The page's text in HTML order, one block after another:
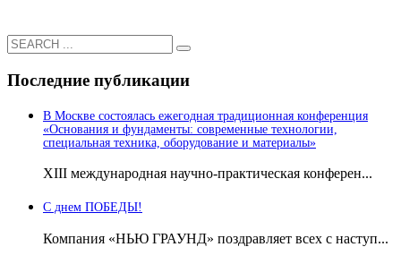
Последние публикации
В Москве состоялась ежегодная традиционная конференция
«Основания и фундаменты: современные технологии,
специальная техника, оборудование и материалы»
ХIII международная научно-практическая конферен...
С днем ПОБЕДЫ!
Компания «НЬЮ ГРАУНД» поздравляет всех с наступ...